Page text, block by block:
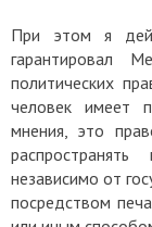
При этом я
гарантировал
политических
человек имеет
мнения, это
независимо от
посредством